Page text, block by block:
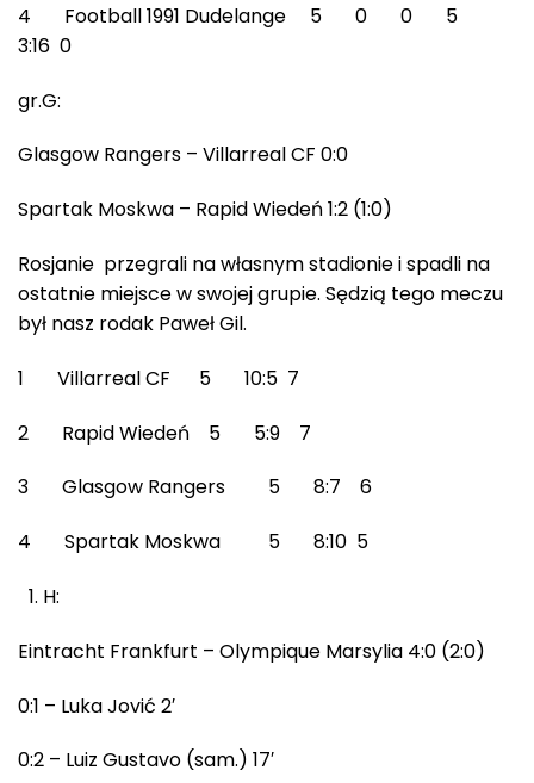
4 Football 1991 Dudelange 5 0 0 5
3:16 0
gr.G:
Glasgow Rangers – Villarreal CF 0:0
Spartak Moskwa – Rapid Wiedeń 1:2 (1:0)
Rosjanie przegrali na własnym stadionie i spadli na
ostatnie miejsce w swojej grupie. Sędzią tego meczu
był nasz rodak Paweł Gil.
1 Villarreal CF 5 10:5 7
2 Rapid Wiedeń 5 5:9 7
3 Glasgow Rangers 5 8:7 6
4 Spartak Moskwa 5 8:10 5
H:
Eintracht Frankfurt – Olympique Marsylia 4:0 (2:0)
0:1 – Luka Jović 2′
0:2 – Luiz Gustavo (sam.) 17′